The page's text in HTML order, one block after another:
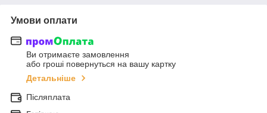
Умови оплати
Ви отримаєте замовлення
або гроші повернуться на вашу картку
Детальніше
Післяплата